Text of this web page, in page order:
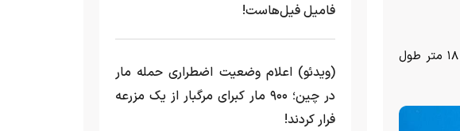
نهنگ‌های اسپرم موجودات غول‌پیکری هستند، به طوری که نر‌های بالغ معمولاً به ۱۵ تا ۱۸ متر طول
فامیل فیل‌هاست!
(ویدئو) اعلام وضعیت اضطراری حمله مار‌
در چین؛ ۹۰۰ مار کبرای مرگبار از یک مزرعه‌
فرار کردند!